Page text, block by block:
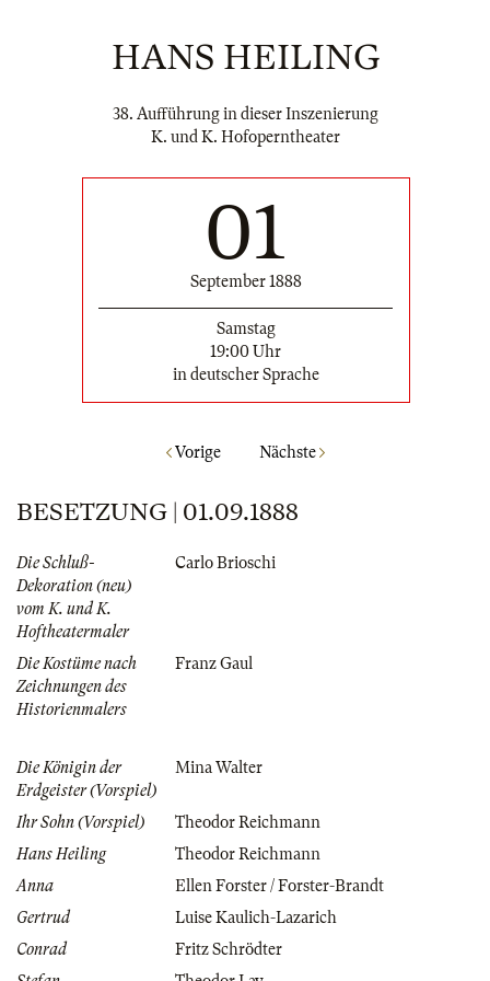
HANS HEILING
38. Aufführung in dieser Inszenierung
K. und K. Hofoperntheater
01
September 1888
Samstag
19:00 Uhr
in deutscher Sprache
Vorige Nächste
BESETZUNG | 01.09.1888
Die Schluß-
Dekoration (neu)
vom K. und K.
Hoftheatermaler
Carlo Brioschi
Die Kostüme nach
Zeichnungen des
Historienmalers
Franz Gaul
Die Königin der
Erdgeister (Vorspiel)
Mina Walter
Ihr Sohn (Vorspiel)
Theodor Reichmann
Hans Heiling
Theodor Reichmann
Anna
Ellen Forster / Forster-Brandt
Gertrud
Luise Kaulich-Lazarich
Conrad
Fritz Schrödter